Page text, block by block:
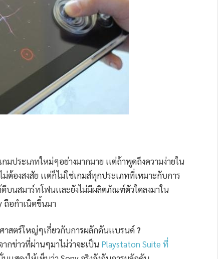
มประเภทใหม่ๆอย่างมากมาย เเต่ถ้าพูดถึงความง่ายใน
ต้องสงสัย เเต่ก็ไม่ใช่เกมส์ทุกประเภทที่เหมาะกับการ
บนสมาร์ทโฟนเเละยังไม่มีผลิตภัณฑ์ตัวใดลงมาใน
ถือกำเนิดขึ้นมา
สตร์ใหญ่ๆเกี่ยวกับการผลักดันเเบรนด์ ?
กข่าวที่ผ่านๆมาไม่ว่าจะเป็น Playstaton Suite ที่